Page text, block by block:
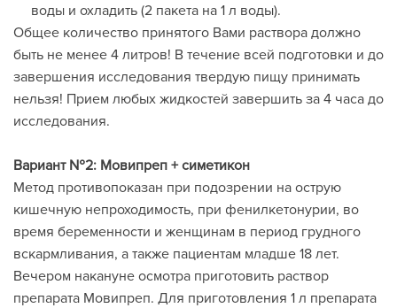
воды и охладить (2 пакета на 1 л воды).
Общее количество принятого Вами раствора должно
быть не менее 4 литров! В течение всей подготовки и до
завершения исследования твердую пищу принимать
нельзя! Прием любых жидкостей завершить за 4 часа до
исследования.
Вариант №2: Мовипреп + симетикон
Метод противопоказан при подозрении на острую
кишечную непроходимость, при фенилкетонурии, во
время беременности и женщинам в период грудного
вскармливания, а также пациентам младше 18 лет.
Вечером накануне осмотра приготовить раствор
препарата Мовипреп. Для приготовления 1 л препарата